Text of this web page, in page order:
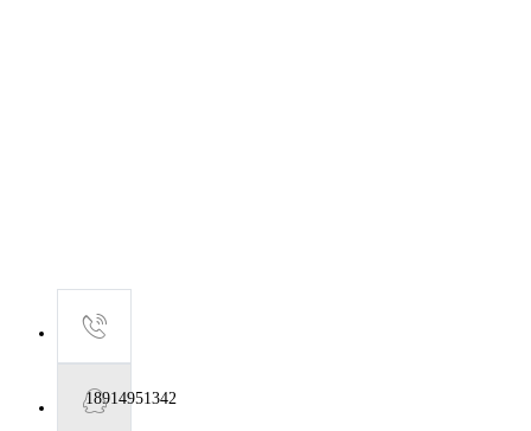
18914951342